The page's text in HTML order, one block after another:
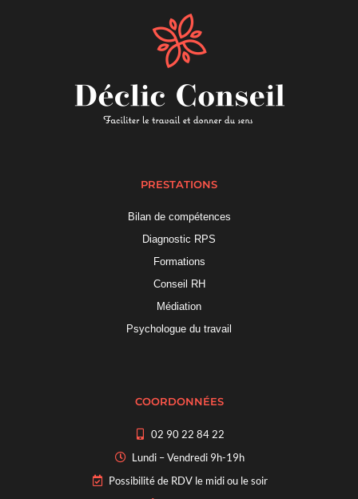
PRESTATIONS
Bilan de compétences
Diagnostic RPS
Formations
Conseil RH
Médiation
Psychologue du travail
COORDONNÉES
02 90 22 84 22
Lundi – Vendredi 9h-19h
Possibilité de RDV le midi ou le soir